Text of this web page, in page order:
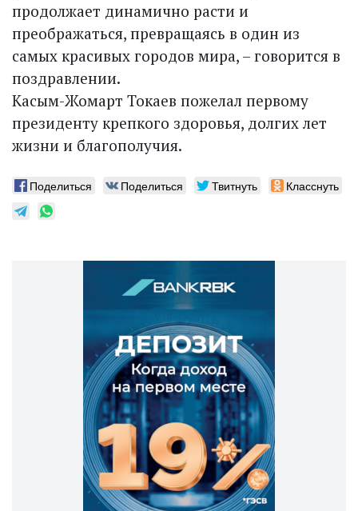
продолжает динамично расти и
преображаться, превращаясь в один из
самых красивых городов мира, – говорится в
поздравлении.
Касым-Жомарт Токаев пожелал первому
президенту крепкого здоровья, долгих лет
жизни и благополучия.
Поделиться Поделиться Твитнуть Класснуть